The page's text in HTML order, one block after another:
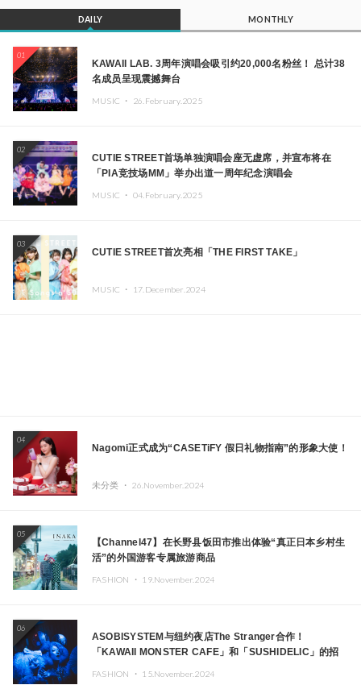
DAILY MONTHLY
01
KAWAII LAB. 3周年演唱会吸引约20,000名粉丝！ 总计38
名成员呈现震撼舞台
MUSIC ・ 26.February.2025
02
CUTIE STREET首场单独演唱会座无虚席，并宣布将在
「PIA竞技场MM」举办出道一周年纪念演唱会
MUSIC ・ 04.February.2025
03
CUTIE STREET首次亮相「THE FIRST TAKE」
MUSIC ・ 17.December.2024
04
Nagomi正式成为“CASETiFY 假日礼物指南”的形象大使！
未分类 ・ 26.November.2024
05
【Channel47】在长野县饭田市推出体验“真正日本乡村生
活”的外国游客专属旅游商品
FASHION ・ 19.November.2024
06
ASOBISYSTEM与纽约夜店The Stranger合作！
「KAWAII MONSTER CAFE」和「SUSHIDELIC」的招
FASHION ・ 15.November.2024